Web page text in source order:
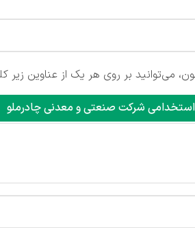
می‌توانید بر روی هر یک از عناوین زیر
شرکت صنعتی و معدنی چادرملو